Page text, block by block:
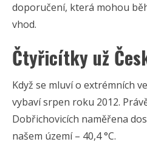
doporučení, která mohou
vhod.
Čtyřicítky už
Když se mluví o extrémních
vybaví srpen roku 2012.
Dobřichovicích naměřena
našem území – 40,4 °C.